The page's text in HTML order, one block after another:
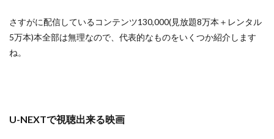
さすがに配信しているコンテンツ130,000(見放題8万本＋レンタル
5万本)本全部は無理なので、代表的なものをいくつか紹介します
ね。
U-NEXTで視聴出来る映画